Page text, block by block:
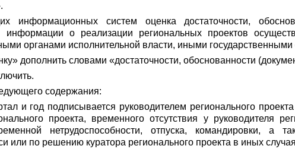
информационных систем оценка достаточности,
информации о реализации региональных проектов
органами исполнительной власти, иными государственными
дополнить словами «достаточности, обоснованности
содержания:
и год подписывается руководителем регионального
проекта, временного отсутствия у руководителя
нетрудоспособности, отпуска, командировки, а
или по решению куратора регионального проекта в иных